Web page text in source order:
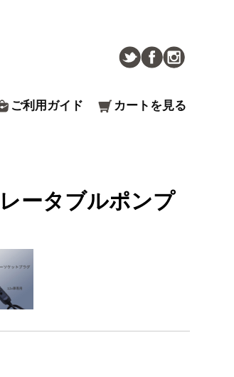
カートを見る
ご利用ガイド
ータブルポンプ